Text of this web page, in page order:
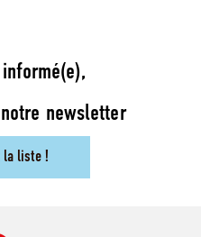
newsletter
la liste !